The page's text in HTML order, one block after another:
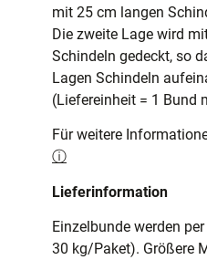
mit 25 cm langen
Die zweite Lage wird
Schindeln gedeckt, so
Lagen Schindeln
(Liefereinheit = 1 Bund
Für weitere
ⓘ
Lieferinformation
Einzelbunde werden
30 kg/Paket). Größere